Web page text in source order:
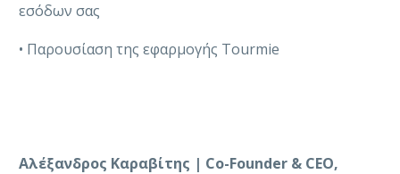
εσόδων σας
• Παρουσίαση της εφαρμογής Tourmie
Αλέξανδρος Καραβίτης | Co-Founder & CEO,